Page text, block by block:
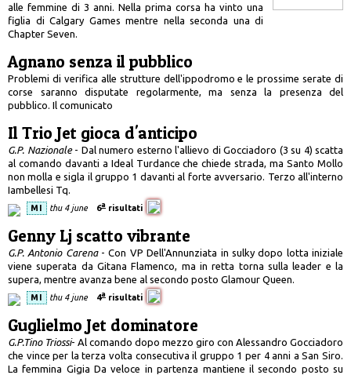
alle femmine di 3 anni. Nella prima corsa ha vinto una
figlia di Calgary Games mentre nella seconda una di
Chapter Seven.
Agnano senza il pubblico
Problemi di verifica alle strutture dell'ippodromo e le prossime serate di
corse saranno disputate regolarmente, ma senza la presenza del
pubblico. Il comunicato
Il Trio Jet gioca d'anticipo
G.P. Nazionale- Dal numero esterno l'allievo di Gocciadoro (3 su 4) scatta
al comando davanti a Ideal Turdance che chiede strada, ma Santo Mollo
non molla e sigla il gruppo 1 davanti al forte avversario. Terzo all'interno
Iambellesi Tq.
MI thu 4 june 6a risultati
Genny Lj scatto vibrante
G.P. Antonio Carena- Con VP Dell'Annunziata in sulky dopo lotta iniziale
viene superata da Gitana Flamenco, ma in retta torna sulla leader e la
supera, mentre avanza bene al secondo posto Glamour Queen.
MI thu 4 june 4a risultati
Guglielmo Jet dominatore
G.P.Tino Triossi- Al comando dopo mezzo giro con Alessandro Gocciadoro
che vince per la terza volta consecutiva il gruppo 1 per 4 anni a San Siro.
La femmina Gigia Da veloce in partenza mantiene il secondo posto su